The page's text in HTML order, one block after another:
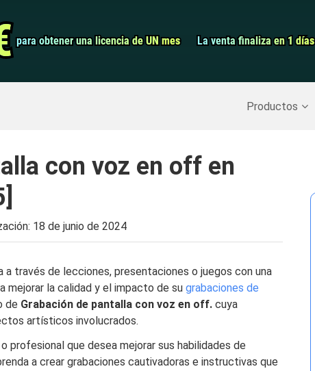
para obtener una licencia de UN mes
para obtener una licencia de UN mes La venta finaliza en 1 días
La venta finaliza en 1 días
Productos
Grabador de
Copia de seguridad del
con voz en off en
18 de junio de 2024
a través de lecciones, presentaciones o juegos con una
mejorar la calidad y el impacto de su grabaciones de
de Grabación de pantalla con voz en off. cuya
artísticos involucrados.
profesional que desea mejorar sus habilidades de
a crear grabaciones cautivadoras e instructivas que